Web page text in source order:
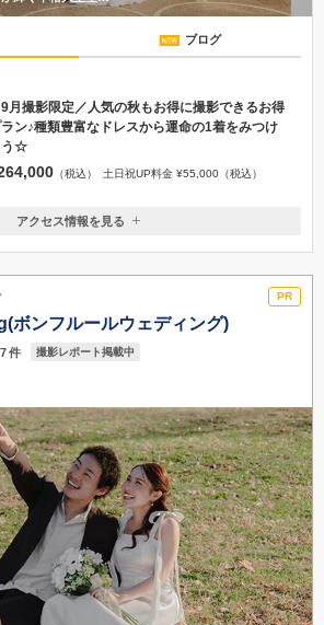
ブログ
月撮影限定／人気の秋もお得に撮影できるお得
ン♪種類豊富なドレスから運命の1着をみつけ
う☆
（税込） 土日祝UP料金 ¥55,000（税込）
1
アクセス情報を見る
ボンフルールウェディング)
件 撮影レポート掲載中